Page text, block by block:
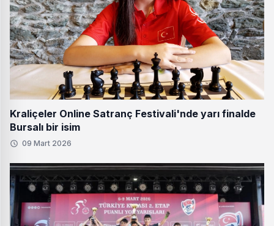
Kraliçeler Online Satranç Festivali'nde yarı finalde
Bursalı bir isim
09 Mart 2026